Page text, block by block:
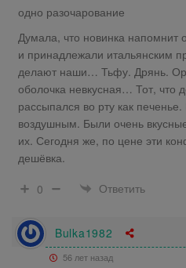
одно разочарование
Думала, что новинка напомнит
и принадлежали итальянским
делают наши… Тьфу. Дрянь.
оболочка невкусная… Тот, что
рассыпался во рту как
воздушным. Были очень
их. Сегодня же, по цене эти
дешёвка.
0
Ответить
Bulka1982
56 лет назад